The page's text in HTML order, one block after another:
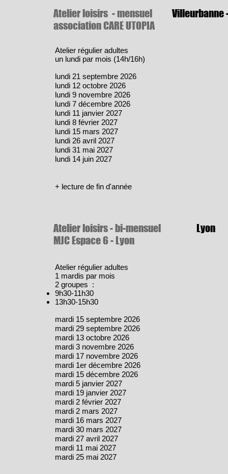
Atelier loisirs - mensuel
association CARE UTOPIA
Villeurbanne
Atelier régulier adultes
un lundi par mois (14h/16h)
lundi 21 septembre 2026
lundi 12 octobre 2026
lundi 9 novembre 2026
lundi 7 décembre 2026
lundi 11 janvier 2027
lundi 8 février 2027
lundi 15 mars 2027
lundi 26 avril 2027
lundi 31 mai 2027
lundi 14 juin 2027
​+ lecture de fin d'année
Atelier loisirs - bi-mensuel
MJC Espace 6 - Lyon
Lyon
Atelier régulier adultes
1 mardis par mois
2 groupes :
9h30-11h30
13h30-15h30
mardi 15 septembre 2026
mardi 29 septembre 2026
mardi 13 octobre 2026
mardi 3 novembre 2026
mardi 17 novembre 2026
mardi 1er décembre 2026
mardi 15 décembre 2026
mardi 5 janvier 2027
mardi 19 janvier 2027
mardi 2 février 2027
mardi 2 mars 2027
mardi 16 mars 2027
mardi 30 mars 2027
mardi 27 avril 2027
mardi 11 mai 2027
mardi 25 mai 2027